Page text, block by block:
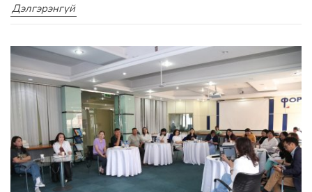
Дэлгэрэнгүй